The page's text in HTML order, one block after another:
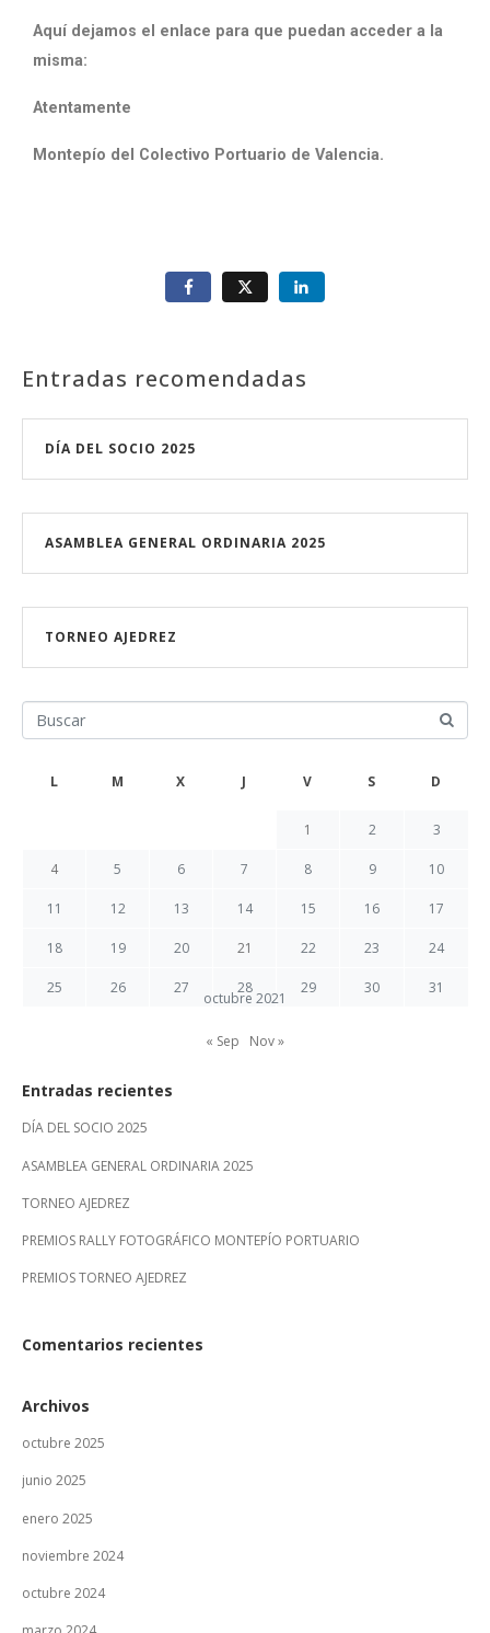
Aquí dejamos el enlace para que puedan acceder a la
misma:
Atentamente
Montepío del Colectivo Portuario de Valencia.
Entradas recomendadas
DÍA DEL SOCIO 2025
ASAMBLEA GENERAL ORDINARIA 2025
TORNEO AJEDREZ
octubre 2021
L M X J V S D
1 2 3
4 5 6 7 8 9 10
11 12 13 14 15 16 17
18 19 20 21 22 23 24
25 26 27 28 29 30 31
« Sep Nov »
Entradas recientes
DÍA DEL SOCIO 2025
ASAMBLEA GENERAL ORDINARIA 2025
TORNEO AJEDREZ
PREMIOS RALLY FOTOGRÁFICO MONTEPÍO PORTUARIO
PREMIOS TORNEO AJEDREZ
Comentarios recientes
Archivos
octubre 2025
junio 2025
enero 2025
noviembre 2024
octubre 2024